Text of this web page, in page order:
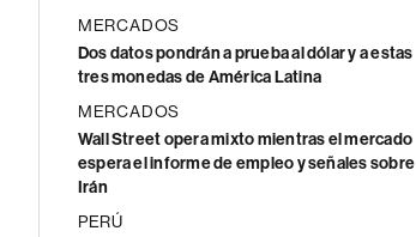
MERCADOS
Dos datos pondrán a prueba al dólar y a estas
tres monedas de América Latina
MERCADOS
Wall Street opera mixto mientras el mercado
espera el informe de empleo y señales sobre
Irán
PERÚ